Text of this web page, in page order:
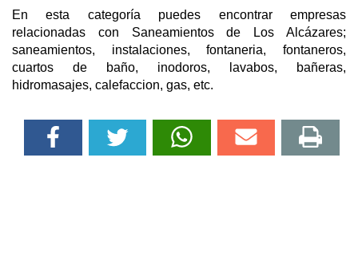
En esta categoría puedes encontrar empresas
relacionadas con Saneamientos de Los Alcázares;
saneamientos, instalaciones, fontaneria, fontaneros,
cuartos de baño, inodoros, lavabos, bañeras,
hidromasajes, calefaccion, gas, etc.